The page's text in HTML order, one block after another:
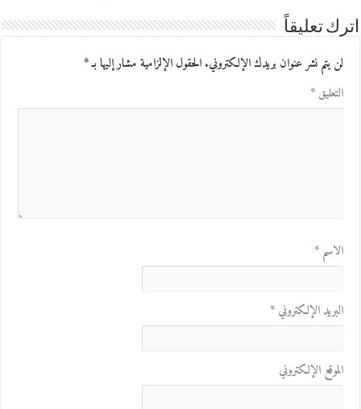
اترك تعليقاً
لن يتم نشر عنوان بريدك الإلكتروني.الحقول الإلزامية مشار إليها بـ*
التعليق*
الاسم*
البريد الإلكتروني*
الموقع الإلكتروني